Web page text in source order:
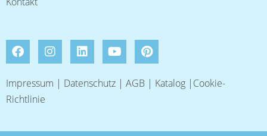
Impressum | Datenschutz | AGB | Katalog | Cookie-
Richtlinie